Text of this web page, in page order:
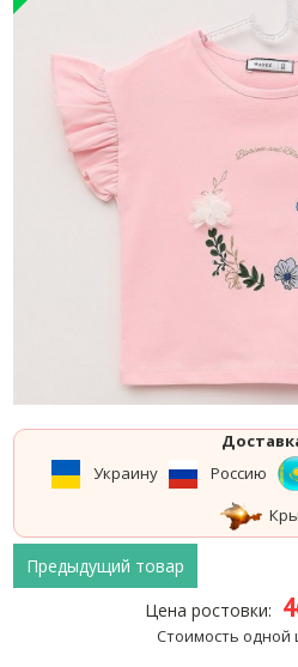
Украину
Россию
Предыдущий товар
Цена ростовки:
Стоимость одной